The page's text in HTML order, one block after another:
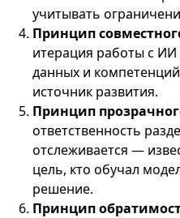
учитывать
Принцип
итерация работы с
данных и
источник развития.
Принцип
ответственность
отслеживается —
цель, кто обучал
решение.
Принцип